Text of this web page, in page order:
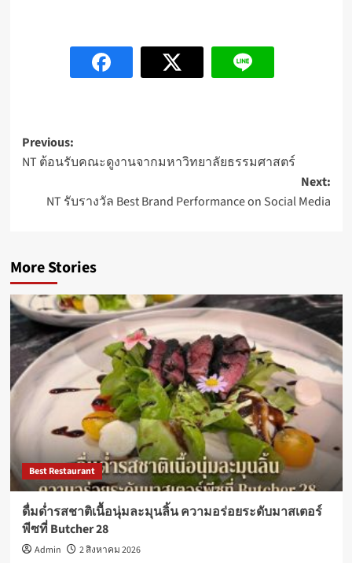
Post
navigation
Previous:
NT ต้อนรับคณะดูงานจากมหาวิทยาลัยธรรมศาสตร์
Next:
NT รับรางวัล Best Brand Performance on Social Media
More Stories
Best Restaurant
ดื่มด่ำรสชาติเนื้อนุ่มละมุนลิ้น ความอร่อยระดับมาสเตอร์
พีซที่ Butcher 28
Admin 2 สิงหาคม 2026